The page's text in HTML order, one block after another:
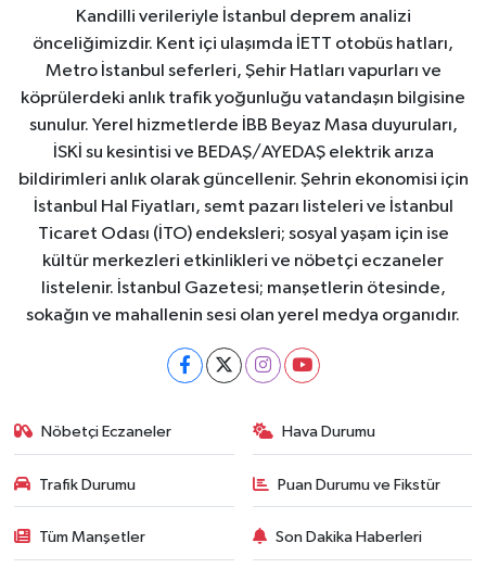
Kandilli verileriyle İstanbul deprem analizi
önceliğimizdir. Kent içi ulaşımda İETT otobüs hatları,
Metro İstanbul seferleri, Şehir Hatları vapurları ve
köprülerdeki anlık trafik yoğunluğu vatandaşın bilgisine
sunulur. Yerel hizmetlerde İBB Beyaz Masa duyuruları,
İSKİ su kesintisi ve BEDAŞ/AYEDAŞ elektrik arıza
bildirimleri anlık olarak güncellenir. Şehrin ekonomisi için
İstanbul Hal Fiyatları, semt pazarı listeleri ve İstanbul
Ticaret Odası (İTO) endeksleri; sosyal yaşam için ise
kültür merkezleri etkinlikleri ve nöbetçi eczaneler
listelenir. İstanbul Gazetesi; manşetlerin ötesinde,
sokağın ve mahallenin sesi olan yerel medya organıdır.
Nöbetçi Eczaneler Hava Durumu
Trafik Durumu Puan Durumu ve Fikstür
Tüm Manşetler Son Dakika Haberleri